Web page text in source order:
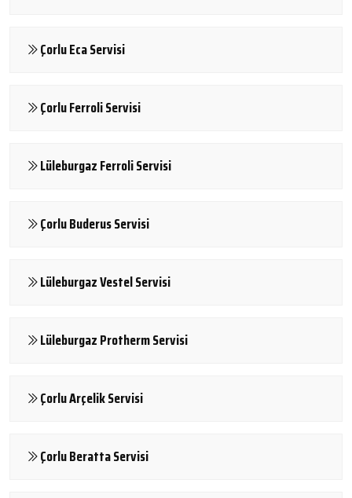
Çorlu Eca Servisi
Çorlu Ferroli Servisi
Lüleburgaz Ferroli Servisi
Çorlu Buderus Servisi
Lüleburgaz Vestel Servisi
Lüleburgaz Protherm Servisi
Çorlu Arçelik Servisi
Çorlu Beratta Servisi